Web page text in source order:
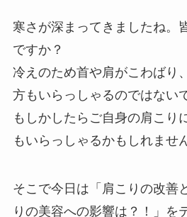
寒さが深まってきましたね。
ですか？
冷えのため首や肩がこわばり
方もいらっしゃるのではない
もしかしたらご自身の肩こり
もいらっしゃるかもしれませ
そこで今日は「肩こりの改善
りの美容への影響は？！」を